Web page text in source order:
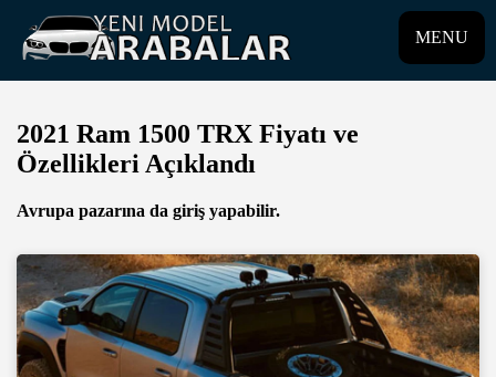
MENU
2021 Ram 1500 TRX Fiyatı ve
Özellikleri Açıklandı
Avrupa pazarına da giriş yapabilir.